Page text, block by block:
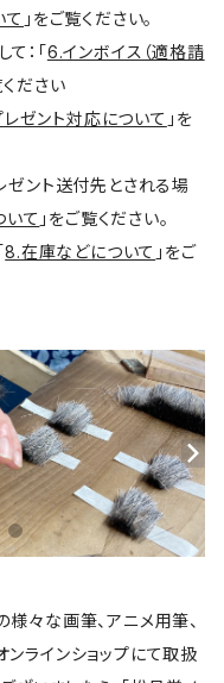
て 」をご覧ください。
：「6.インボイス（適格請
ください
レゼント対応について 」を
ゼント送付先とされる場
いて 」をご覧ください。
8.在庫などについて 」をご
々な画筆、アニメ用筆、
ラインショップにて取扱